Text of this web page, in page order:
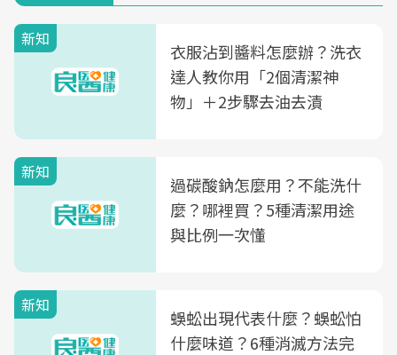
新知
衣服沾到醬料怎麼辦？洗衣
達人教你用「2個清潔神
物」＋2步驟去油去漬
新知
過碳酸鈉怎麼用？不能洗什
麼？哪裡買？5種清潔用途
與比例一次懂
新知
蜈蚣出現代表什麼？蜈蚣怕
什麼味道？6種消滅方法完